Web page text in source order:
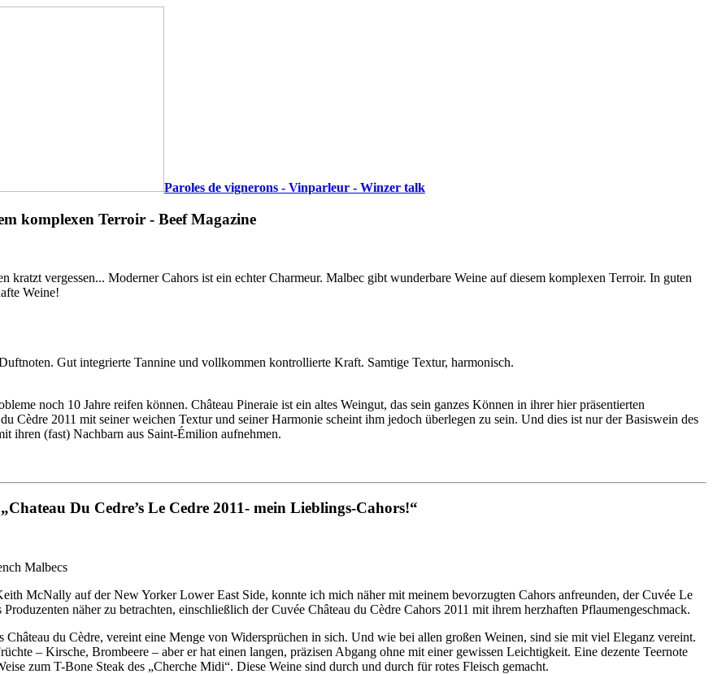
Paroles de vignerons - Vinparleur - Winzer talk
komplexen Terroir - Beef Magazine
kratzt vergessen... Moderner Cahors ist ein echter Charmeur. Malbec gibt wunderbare Weine auf diesem komplexen Terroir. In guten
Weine!
Gut integrierte Tannine und vollkommen kontrollierte Kraft. Samtige Textur, harmonisch.
noch 10 Jahre reifen können. Château Pineraie ist ein altes Weingut, das sein ganzes Können in ihrer hier präsentierten
Cèdre 2011 mit seiner weichen Textur und seiner Harmonie scheint ihm jedoch überlegen zu sein. Und dies ist nur der Basiswein des
ihren (fast) Nachbarn aus Saint-Émilion aufnehmen.
Du Cedre’s Le Cedre 2011- mein Lieblings-Cahors!“
McNally auf der New Yorker Lower East Side, konnte ich mich näher mit meinem bevorzugten Cahors anfreunden, der Cuvée Le
näher zu betrachten, einschließlich der Cuvée Château du Cèdre Cahors 2011 mit ihrem herzhaften Pflaumengeschmack.
du Cèdre, vereint eine Menge von Widersprüchen in sich. Und wie bei allen großen Weinen, sind sie mit viel Eleganz vereint.
– Kirsche, Brombeere – aber er hat einen langen, präzisen Abgang ohne mit einer gewissen Leichtigkeit. Eine dezente Teernote
zum T-Bone Steak des „Cherche Midi“. Diese Weine sind durch und durch für rotes Fleisch gemacht.